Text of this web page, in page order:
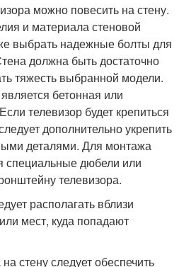
можно повесить на стену.
и материала стеновой
выбрать надежные болты для
должна быть достаточно
тяжесть выбранной модели.
бетонная или
телевизор будет крепиться
дополнительно укрепить
деталями. Для монтажа
специальные дюбели или
телевизора.
располагать вблизи
мест, куда попадают
стену следует обеспечить